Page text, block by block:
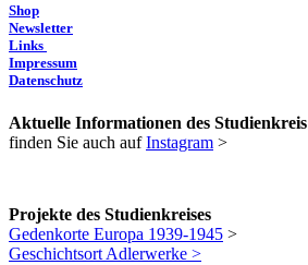
Shop
Newsletter
Links
Impressum
Datenschutz
Aktuelle Informationen des Studienkreis
finden Sie auch aufInstagram >
Projekte des Studienkreises
Gedenkorte Europa 1939-1945 >
Geschichtsort Adlerwerke >